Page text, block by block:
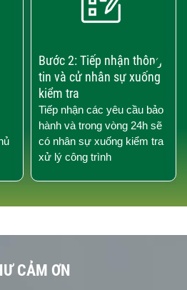
Bước 2: Tiếp nhận thông
tin và cử nhân sự xuống
kiểm tra
Tiếp nhận các yêu cầu bảo
hành và trong vòng 24h sẽ
có nhân sự xuống kiểm tra
xử lý công trình
›
CẢM ƠN